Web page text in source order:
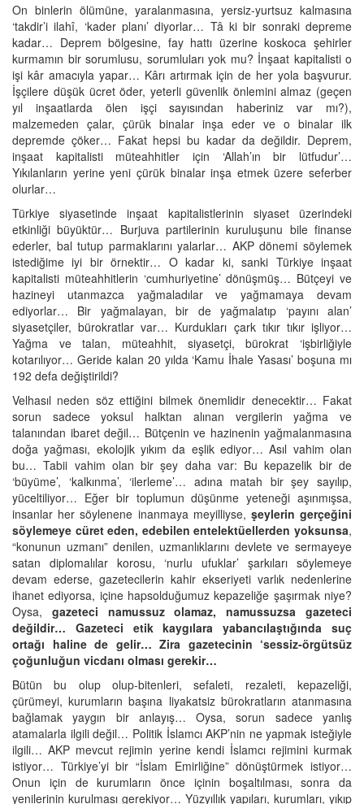
On binlerin ölümüne, yaralanmasına, yersiz-yurtsuz kalmasına
‘takdir’i ilahî, ‘kader planı’ diyorlar… Tâ ki bir sonraki depreme
kadar… Deprem bölgesine, fay hattı üzerine koskoca şehirler
kurmamın bir sorumlusu, sorumluları yok mu? İnşaat kapitalisti o
işi kâr amacıyla yapar… Kârı artırmak için de her yola başvurur.
İşçilere düşük ücret öder, yeterli güvenlik önlemini almaz (geçen
yıl inşaatlarda ölen işçi sayısından haberiniz var mı?),
malzemeden çalar, çürük binalar inşa eder ve o binalar ilk
depremde çöker… Fakat hepsi bu kadar da değildir. Deprem,
inşaat kapitalisti müteahhitler için ‘Allah’ın bir lütfudur’…
Yıkılanların yerine yeni çürük binalar inşa etmek üzere seferber
olurlar…
Türkiye siyasetinde inşaat kapitalistlerinin siyaset üzerindeki
etkinliği büyüktür… Burjuva partilerinin kuruluşunu bile finanse
ederler, bal tutup parmaklarını yalarlar… AKP dönemi söylemek
istediğime iyi bir örnektir… O kadar ki, sanki Türkiye inşaat
kapitalisti müteahhitlerin ‘cumhuriyetine’ dönüşmüş… Bütçeyi ve
hazineyi utanmazca yağmaladılar ve yağmamaya devam
ediyorlar… Bir yağmalayan, bir de yağmalatıp ‘payını alan’
siyasetçiler, bürokratlar var… Kurdukları çark tıkır tıkır işliyor…
Yağma ve talan, müteahhit, siyasetçi, bürokrat ‘işbirliğiyle
kotarılıyor… Geride kalan 20 yılda ‘Kamu İhale Yasası’ boşuna mı
192 defa değiştirildi?
Velhasıl neden söz ettiğini bilmek önemlidir denecektir… Fakat
sorun sadece yoksul halktan alınan vergilerin yağma ve
talanından ibaret değil… Bütçenin ve hazinenin yağmalanmasına
doğa yağması, ekolojik yıkım da eşlik ediyor… Asıl vahim olan
bu… Tabii vahim olan bir şey daha var: Bu kepazelik bir de
‘büyüme’, ‘kalkınma’, ‘ilerleme’… adına matah bir şey sayılıp,
yüceltiliyor… Eğer bir toplumun düşünme yeteneği aşınmışsa,
insanlar her söylenene inanmaya meyilliyse, şeylerin gerçeğini
söylemeye cüret eden, edebilen entelektüellerden yoksunsa,
“konunun uzmanı” denilen, uzmanlıklarını devlete ve sermayeye
satan diplomalılar korosu, ‘nurlu ufuklar’ şarkıları söylemeye
devam ederse, gazetecilerin kahir ekseriyeti varlık nedenlerine
ihanet ediyorsa, içine hapsolduğumuz kepazeliğe şaşırmak niye?
Oysa, gazeteci namussuz olamaz,
namussuzsa gazeteci
değildir… Gazeteci etik kaygılara yabancılaştığında suç
ortağı haline de gelir… Zira gazetecinin ‘sessiz-örgütsüz
çoğunluğun vicdanı olması gerekir…
Bütün bu olup olup-bitenleri, sefaleti, rezaleti, kepazeliği,
çürümeyi, kurumların başına liyakatsiz bürokratların atanmasına
bağlamak yaygın bir anlayış… Oysa, sorun sadece yanlış
atamalarla ilgili değil… Politik İslamcı AKP’nin ne yapmak isteğiyle
ilgili… AKP mevcut rejimin yerine kendi İslamcı rejimini kurmak
istiyor… Türkiye’yi bir “İslam Emirliğine” dönüştürmek istiyor…
Onun için de kurumların önce içinin boşaltılması, sonra da
yenilerinin kurulması gerekiyor… Yüzyıllık yapıları, kurumları, yıkıp